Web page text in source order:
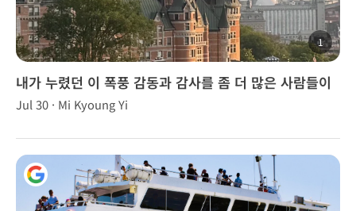
1
내가 누렸던 이 폭풍 감동과 감사를 좀 더 많은 사람들이
함께 누려보시기를 강추한다.
Jul 30 · Mi Kyoung Yi